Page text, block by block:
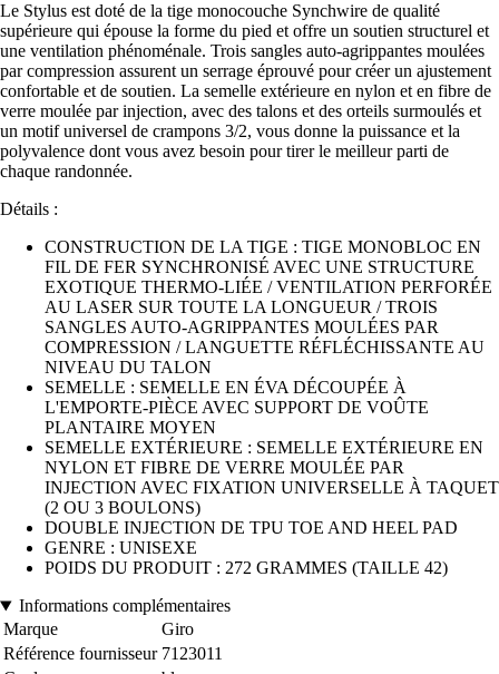
Le Stylus est doté de la tige monocouche Synchwire de qualité
supérieure qui épouse la forme du pied et offre un soutien structurel et
une ventilation phénoménale. Trois sangles auto-agrippantes moulées
par compression assurent un serrage éprouvé pour créer un ajustement
confortable et de soutien. La semelle extérieure en nylon et en fibre de
verre moulée par injection, avec des talons et des orteils surmoulés et
un motif universel de crampons 3/2, vous donne la puissance et la
polyvalence dont vous avez besoin pour tirer le meilleur parti de
chaque randonnée.
Détails :
CONSTRUCTION DE LA TIGE : TIGE MONOBLOC EN
FIL DE FER SYNCHRONISÉ AVEC UNE STRUCTURE
EXOTIQUE THERMO-LIÉE / VENTILATION PERFORÉE
AU LASER SUR TOUTE LA LONGUEUR / TROIS
SANGLES AUTO-AGRIPPANTES MOULÉES PAR
COMPRESSION / LANGUETTE RÉFLÉCHISSANTE AU
NIVEAU DU TALON
SEMELLE : SEMELLE EN ÉVA DÉCOUPÉE À
L'EMPORTE-PIÈCE AVEC SUPPORT DE VOÛTE
PLANTAIRE MOYEN
SEMELLE EXTÉRIEURE : SEMELLE EXTÉRIEURE EN
NYLON ET FIBRE DE VERRE MOULÉE PAR
INJECTION AVEC FIXATION UNIVERSELLE À TAQUET
(2 OU 3 BOULONS)
DOUBLE INJECTION DE TPU TOE AND HEEL PAD
GENRE : UNISEXE
POIDS DU PRODUIT : 272 GRAMMES (TAILLE 42)
Informations complémentaires
Marque
Giro
Référence fournisseur 7123011